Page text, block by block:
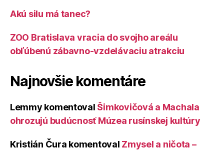
Akú silu má tanec?
ZOO Bratislava vracia do svojho areálu
obľúbenú zábavno-vzdelávaciu atrakciu
Najnovšie komentáre
Lemmy komentoval Šimkovičová a Machala
ohrozujú budúcnosť Múzea rusínskej kultúry
Kristián Čura komentoval Zmysel a ničota –